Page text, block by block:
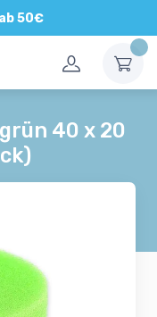
50€
40 x 20